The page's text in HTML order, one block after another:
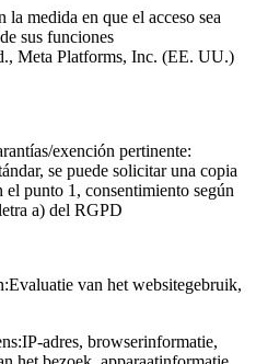
la medida en que el acceso sea
sus funciones
Meta Platforms, Inc. (EE. UU.)
exención pertinente:
se puede solicitar una copia
el punto 1, consentimiento según
a) del RGPD
Evaluatie van het websitegebruik,
IP-adres, browserinformatie,